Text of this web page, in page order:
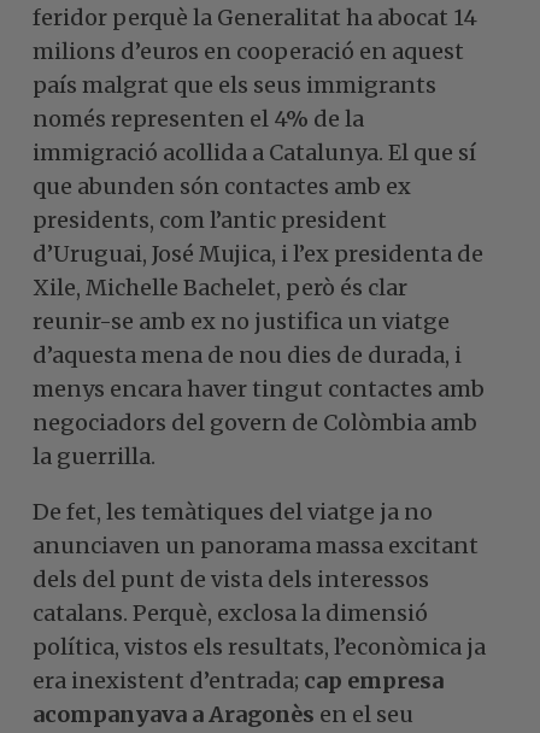
feridor perquè la Generalitat ha abocat 14
milions d’euros en cooperació en aquest
país malgrat que els seus immigrants
només representen el 4% de la
immigració acollida a Catalunya. El que sí
que abunden són contactes amb ex
presidents, com l’antic president
d’Uruguai, José Mujica, i l’ex presidenta de
Xile, Michelle Bachelet, però és clar
reunir-se amb ex no justifica un viatge
d’aquesta mena de nou dies de durada, i
menys encara haver tingut contactes amb
negociadors del govern de Colòmbia amb
la guerrilla.
De fet, les temàtiques del viatge ja no
anunciaven un panorama massa excitant
dels del punt de vista dels interessos
catalans. Perquè, exclosa la dimensió
política, vistos els resultats, l’econòmica ja
era inexistent d’entrada; cap empresa
acompanyava a Aragonès en el seu